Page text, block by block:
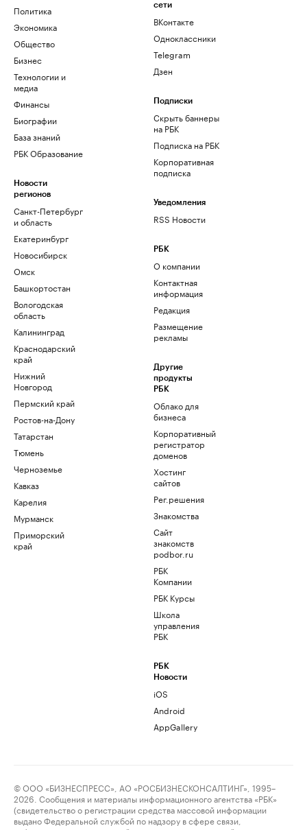
Политика
Экономика
Общество
Бизнес
Технологии и
медиа
Финансы
Биографии
База знаний
РБК Образование
Новости
регионов
Санкт-Петербург
и область
Екатеринбург
Новосибирск
Омск
Башкортостан
Вологодская
область
Калининград
Краснодарский
край
Нижний
Новгород
Пермский край
Ростов-на-Дону
Татарстан
Тюмень
Черноземье
Кавказ
Карелия
Мурманск
Приморский
край
сети
ВКонтакте
Одноклассники
Telegram
Дзен
Подписки
Скрыть баннеры
на РБК
Подписка на РБК
Корпоративная
подписка
Уведомления
RSS Новости
РБК
О компании
Контактная
информация
Редакция
Размещение
рекламы
Другие
продукты
РБК
Облако для
бизнеса
Корпоративный
регистратор
доменов
Хостинг
сайтов
Рег.решения
Знакомства
Сайт
знакомств
podbor.ru
РБК
Компании
РБК Курсы
Школа
управления
РБК
РБК
Новости
iOS
Android
AppGallery
© ООО «БИЗНЕСПРЕСС», АО «РОСБИЗНЕСКОНСАЛТИНГ», 1995–
2026. Сообщения и материалы информационного агентства «РБК»
(свидетельство о регистрации средства массовой информации
выдано Федеральной службой по надзору в сфере связи,